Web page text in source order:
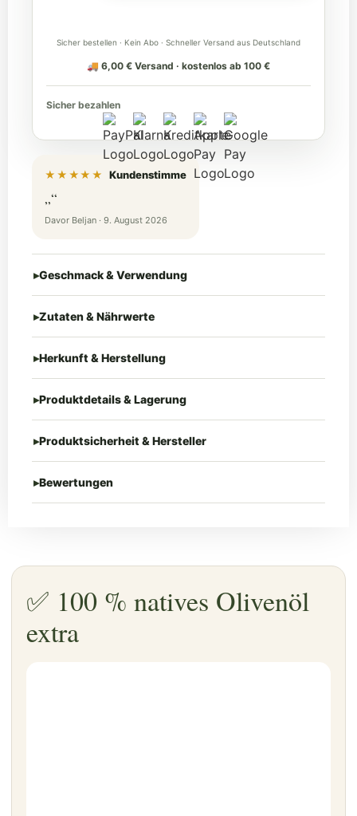
Sicher bestellen · Kein Abo · Schneller Versand aus Deutschland
🚚 6,00 € Versand · kostenlos ab 100 €
Sicher bezahlen
★★★★★ Kundenstimme
„“
Davor Beljan · 9. August 2026
Geschmack & Verwendung
Zutaten & Nährwerte
Herkunft & Herstellung
Produktdetails & Lagerung
Produktsicherheit & Hersteller
Bewertungen
✅ 100 % natives Olivenöl
extra